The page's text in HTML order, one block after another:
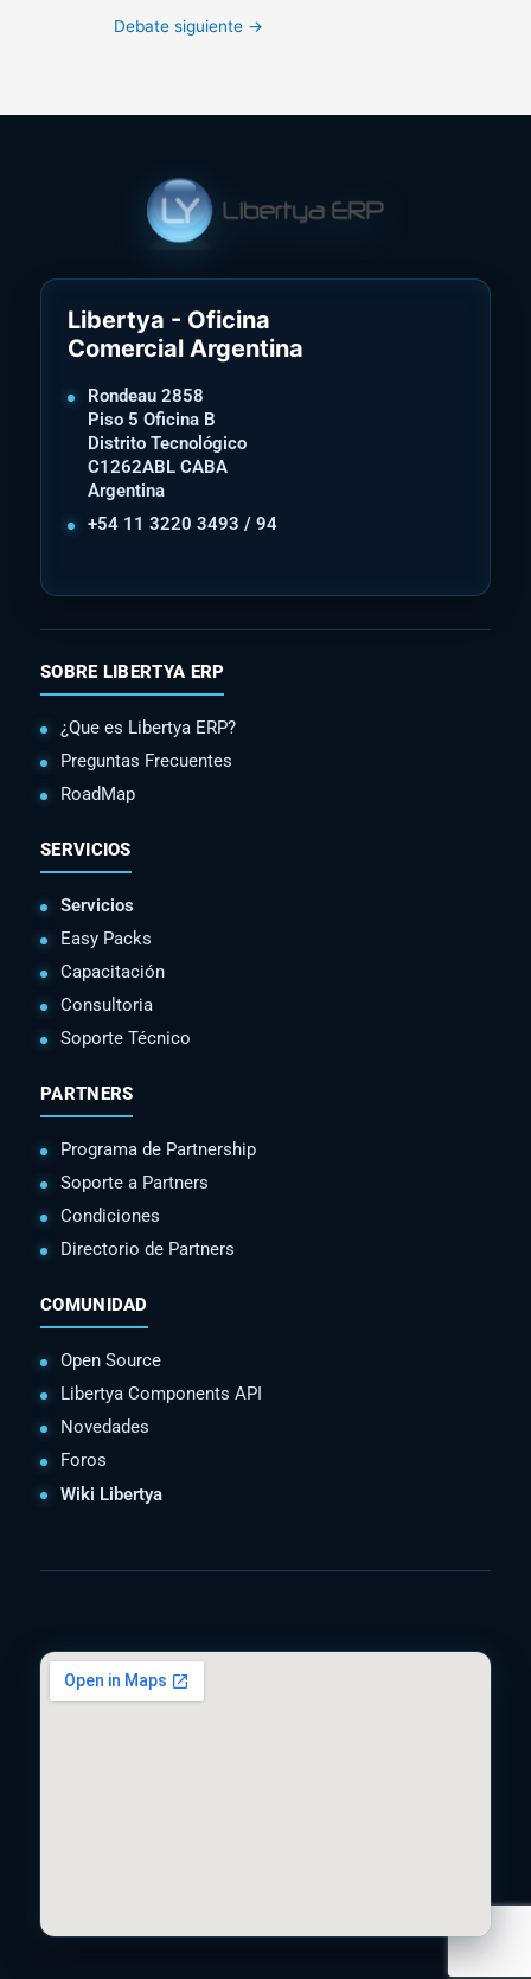
Debate siguiente →
Libertya - Oficina
Comercial Argentina
Rondeau 2858
Piso 5 Oficina B
Distrito Tecnológico
C1262ABL CABA
Argentina
+54 11 3220 3493 / 94
SOBRE LIBERTYA ERP
¿Que es Libertya ERP?
Preguntas Frecuentes
RoadMap
SERVICIOS
Servicios
Easy Packs
Capacitación
Consultoria
Soporte Técnico
PARTNERS
Programa de Partnership
Soporte a Partners
Condiciones
Directorio de Partners
COMUNIDAD
Open Source
Libertya Components API
Novedades
Foros
Wiki Libertya